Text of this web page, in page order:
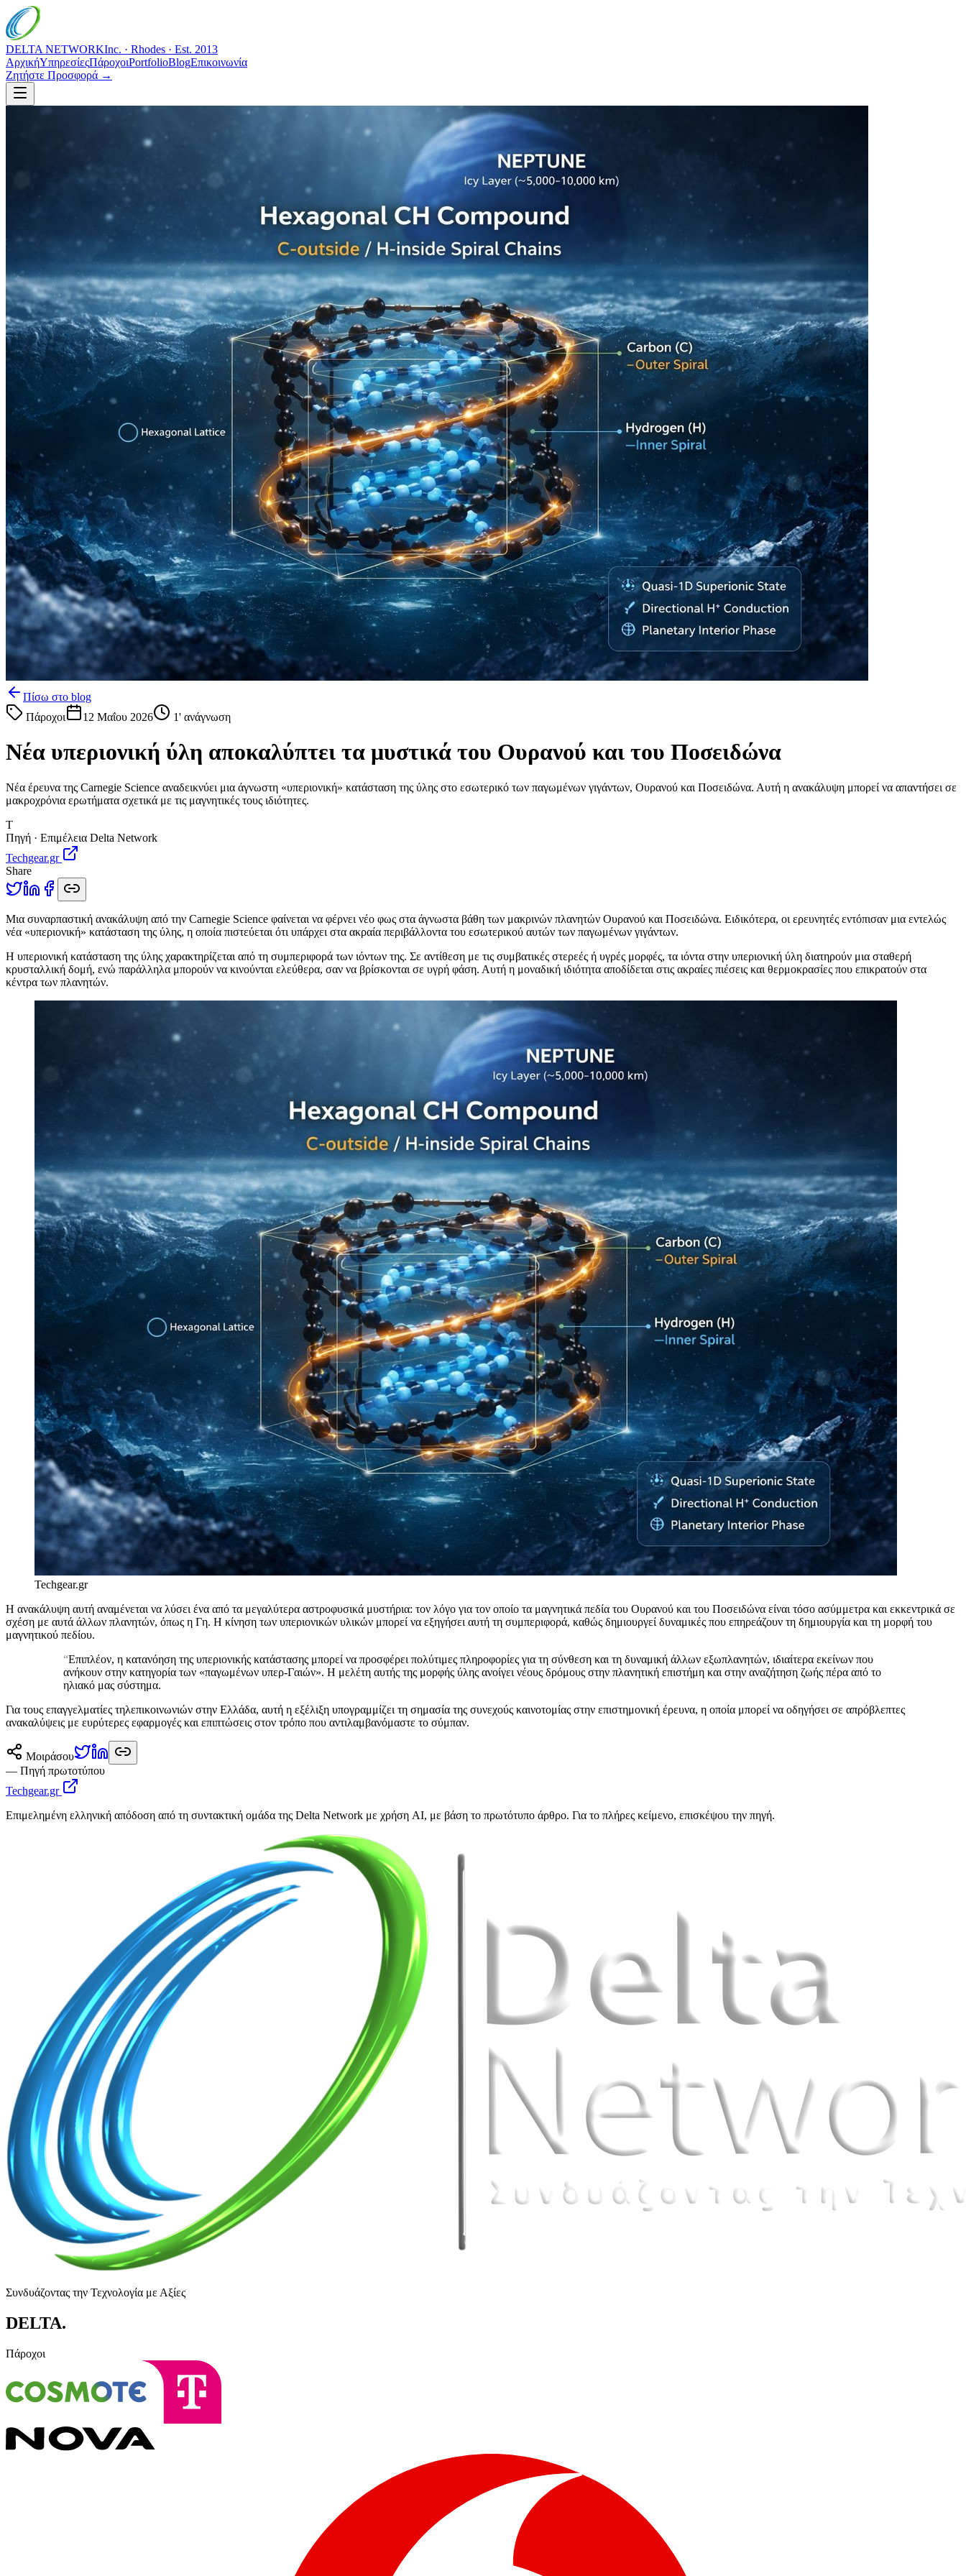
DELTA NETWORKInc. · Rhodes · Est. 2013
ΑρχικήΥπηρεσίεςΠάροχοιPortfolioBlogΕπικοινωνία
Ζητήστε Προσφορά →
Πίσω στο blog
Πάροχοι
12 Μαΐου 2026 1' ανάγνωση
Νέα υπεριονική ύλη αποκαλύπτει τα μυστικά του Ουρανού και του Ποσειδώνα
Νέα έρευνα της Carnegie Science αναδεικνύει μια άγνωστη «υπεριονική» κατάσταση της ύλης στο εσωτερικό των παγωμένων γιγάντων, Ουρανού και Ποσειδώνα. Αυτή η ανακάλυψη μπορεί να απαντήσει σε
μακροχρόνια ερωτήματα σχετικά με τις μαγνητικές τους ιδιότητες.
T
Πηγή · Επιμέλεια Delta Network
Techgear.gr
Share
Μια συναρπαστική ανακάλυψη από την Carnegie Science φαίνεται να φέρνει νέο φως στα άγνωστα βάθη των μακρινών πλανητών Ουρανού και Ποσειδώνα. Ειδικότερα, οι ερευνητές εντόπισαν μια εντελώς
νέα «υπεριονική» κατάσταση της ύλης, η οποία πιστεύεται ότι υπάρχει στα ακραία περιβάλλοντα του εσωτερικού αυτών των παγωμένων γιγάντων.
Η υπεριονική κατάσταση της ύλης χαρακτηρίζεται από τη συμπεριφορά των ιόντων της. Σε αντίθεση με τις συμβατικές στερεές ή υγρές μορφές, τα ιόντα στην υπεριονική ύλη διατηρούν μια σταθερή
κρυσταλλική δομή, ενώ παράλληλα μπορούν να κινούνται ελεύθερα, σαν να βρίσκονται σε υγρή φάση. Αυτή η μοναδική ιδιότητα αποδίδεται στις ακραίες πιέσεις και θερμοκρασίες που επικρατούν στα
κέντρα των πλανητών.
Techgear.gr
Η ανακάλυψη αυτή αναμένεται να λύσει ένα από τα μεγαλύτερα αστροφυσικά μυστήρια: τον λόγο για τον οποίο τα μαγνητικά πεδία του Ουρανού και του Ποσειδώνα είναι τόσο ασύμμετρα και εκκεντρικά σε
σχέση με αυτά άλλων πλανητών, όπως η Γη. Η κίνηση των υπεριονικών υλικών μπορεί να εξηγήσει αυτή τη συμπεριφορά, καθώς δημιουργεί δυναμικές που επηρεάζουν τη δημιουργία και τη μορφή του
μαγνητικού πεδίου.
“Επιπλέον, η κατανόηση της υπεριονικής κατάστασης μπορεί να προσφέρει πολύτιμες πληροφορίες για τη σύνθεση και τη δυναμική άλλων εξωπλανητών, ιδιαίτερα εκείνων που
ανήκουν στην κατηγορία των «παγωμένων υπερ-Γαιών». Η μελέτη αυτής της μορφής ύλης ανοίγει νέους δρόμους στην πλανητική επιστήμη και στην αναζήτηση ζωής πέρα από το
ηλιακό μας σύστημα.
Για τους επαγγελματίες τηλεπικοινωνιών στην Ελλάδα, αυτή η εξέλιξη υπογραμμίζει τη σημασία της συνεχούς καινοτομίας στην επιστημονική έρευνα, η οποία μπορεί να οδηγήσει σε απρόβλεπτες
ανακαλύψεις με ευρύτερες εφαρμογές και επιπτώσεις στον τρόπο που αντιλαμβανόμαστε το σύμπαν.
Μοιράσου
— Πηγή πρωτοτύπου
Techgear.gr
Επιμελημένη ελληνική απόδοση από τη συντακτική ομάδα της Delta Network με χρήση AI, με βάση το πρωτότυπο άρθρο. Για το πλήρες κείμενο, επισκέψου την πηγή.
Συνδυάζοντας την Τεχνολογία με Αξίες
DELTA.
Πάροχοι